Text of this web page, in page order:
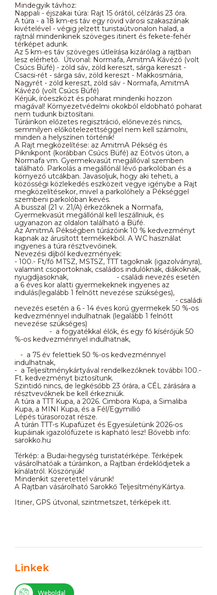
Mindegyik távhoz:
Nappali - éjszakai túra: Rajt 15 órától, célzárás 23 óra.
A túra - a 18 km-es táv egy rövid városi szakaszának
kivételével - végig jelzett turistaútvonalon halad, a
rajtnál mindenkinek szöveges itinert és fekete-fehér
térképet adunk.
Az 5 km-es táv szöveges útleírása kizárólag a rajtban
lesz elérhető. Útvonal: Normafa, AmitmA Kávézó (volt
Csúcs Büfé) - zöld sáv, zöld kereszt, sárga kereszt -
Csacsi-rét - sárga sáv, zöld kereszt - Makkosmária,
Nagyrét - zöld kereszt, zöld sáv - Normafa, AmitmA
Kávézó (volt Csúcs Büfé)
Kérjük, íróeszközt és poharat mindenki hozzon
magával! Környezetvédelmi okokból eldobható poharat
nem tudunk biztosítani.
Túráinkon előzetes regisztráció, előnevezés nincs,
semmilyen előkötelezettséggel nem kell számolni,
minden a helyszínen történik!
A Rajt megközelítése: az AmitmA Pékség és
Piknikpont (korábban Csúcs Büfé) az Eötvös úton, a
Normafa vm. Gyermekvasút megállóval szemben
található. Parkolás a megállónál lévő parkolóban és a
környező utcákban. Javasoljuk, hogy aki teheti, a
közösségi közlekedés eszközeit vegye igénybe a Rajt
megközelítésekor, mivel a parkolóhely a Pékséggel
szembeni parkolóban kevés.
A busszal (21 v. 21/A) érkezőknek a Normafa,
Gyermekvasút megállónál kell leszállniuk, és
ugyanazon az oldalon található a Büfé.
Az AmitmA Pékségben túrázóink 10 % kedvezményt
kapnak az árusított termékekből. A WC használat
ingyenes a túra résztvevőinek.
Nevezési díjból kedvezmények:
- 100.- Ft/fő MTSZ, MSTSZ, TTT tagoknak (igazolványra),
valamint csoportoknak, családos indulóknak, diákoknak,
nyugdíjasoknak, - családi nevezés esetén
a 6 éves kor alatti gyermekeknek ingyenes az
indulás(legalább 1 felnőtt nevezése szükséges),
- családi
nevezés esetén a 6 - 14 éves korú gyermekek 50 %-os
kedvezménnyel indulhatnak (legalább 1 felnőtt
nevezése szükséges)
- a fogyatékkal élők, és egy fő kísérőjük 50
%-os kedvezménnyel indulhatnak,
- a 75 év felettiek 50 %-os kedvezménnyel
indulhatnak,
- a Teljesítménykártyával rendelkezőknek további 100.-
Ft. kedvezményt biztosítunk.
Szintidő nincs, de legkésőbb 23 órára, a CÉL zárására a
résztvevőknek be kell érkezniük.
A túra a TTT Kupa, a 2026. Cimbora Kupa, a Simaliba
Kupa, a MINI Kupa, és a Fél/Egymillió
Lépés túrasorozat része.
A túrán TTT-s Kupafüzet és Egyesületünk 2026-os
kupáinak igazolófüzete is kapható lesz! Bővebb info:
sarokko.hu
Térkép: a Budai-hegység turistatérképe. Térképek
vásárolhatóak a túráinkon, a Rajtban érdeklődjetek a
kínálatról. Köszönjük!
Mindenkit szeretettel várunk!
A Rajtban vásárolható Sarokkő TeljesítményKártya.
Itiner, GPS útvonal, szintmetszet, térképek itt.
Linkek
Weboldal